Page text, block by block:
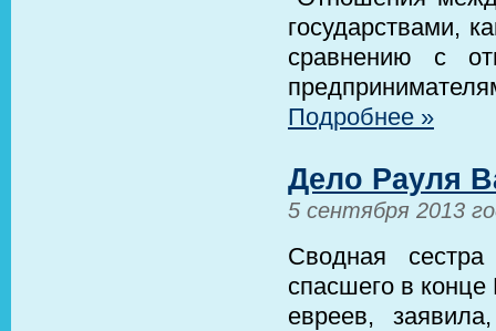
государствами,
сравнению с
Подробнее »
Дело Рауля
5 сентября 2013
Сводная
спасшего в
евреев,